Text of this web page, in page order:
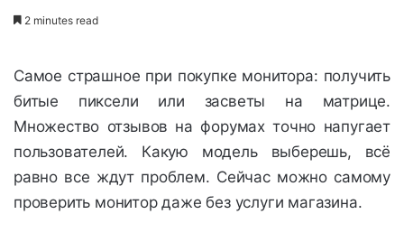
2 minutes read
Самое страшное при покупке монитора: получить
битые пиксели или засветы на матрице.
Множество отзывов на форумах точно напугает
пользователей. Какую модель выберешь, всё
равно все ждут проблем. Сейчас можно самому
проверить монитор даже без услуги магазина.